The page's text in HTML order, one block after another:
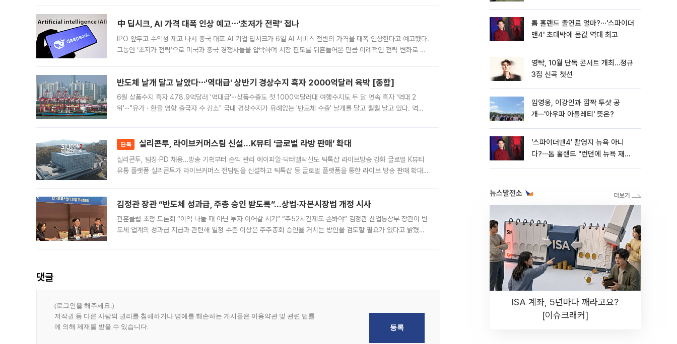
中 딥시크, AI 가격 대폭 인상 예고⋯‘초저가 전략’ 접나
IPO 앞두고 수익성 제고 나서 중국 대표 AI 기업 딥시크가 6일 AI 서비스 전반의 가격을 대폭 인상한다고 예고했다.
그동안 ‘초저가 전략’으로 미국과 중국 경쟁사들을 압박하며 시장 판도를 뒤흔들어온 만큼 이례적인 전략 변화로 평
반도체 날개 달고 날았다⋯'역대급' 상반기 경상수지 흑자 2000억달러 육박 [종합]
6월 상품수지 흑자 478.9억달러 '역대급'⋯상품수출도 첫 1000억달러대 여행수지도 두 달 연속 흑자 '역대 2
위'⋯"유가ㆍ환율 영향 출국자 수 감소" 국내 경상수지가 유례없는 '반도체 수출' 날개를 달고 훨훨 날고 있다. 역대
단독 실리콘투, 라이브커머스팀 신설…K뷰티 ‘글로벌 라방 판매’ 확대
실리콘투, 팀장·PD 채용…방송 기획부터 손익 관리 에이피알·닥터멜락신도 틱톡샵 라이브방송 강화 글로벌 K뷰티
유통 플랫폼 실리콘투가 라이브커머스 전담팀을 신설하고 틱톡샵 등 글로벌 플랫폼을 통한 라이브 방송 판매 확대에
김정관 장관 “반도체 성과급, 주총 승인 받도록”…상법·자본시장법 개정 시사
관훈클럽 초청 토론회 “이익 나눌 때 아닌 투자 이어갈 시기” “주52시간제도 손봐야” 김정관 산업통상부 장관이 반
도체 업계의 성과급 지급과 관련해 일정 수준 이상은 주주총회 승인을 거치는 방안을 검토할 필요가 있다고 밝혔다.
댓글
톰 홀랜드 출연료 얼마?⋯'스파이더
맨4' 초대박에 몸값 역대 최고
영탁, 10월 단독 콘서트 개최…정규
3집 신곡 첫선
임영웅, 이강인과 깜짝 투샷 공
개⋯'아우파 아틀레티' 뜻은?
'스파이더맨4' 촬영지 뉴욕 아니
다?⋯톰 홀랜드 "런던에 뉴욕 재현
뉴스발전소
ISA 계좌, 5년마다 깨라고요?
[이슈크래커]